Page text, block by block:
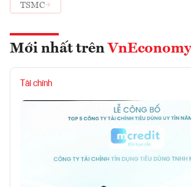
TSMC
Mới nhất trên VnEconomy
Tài chính